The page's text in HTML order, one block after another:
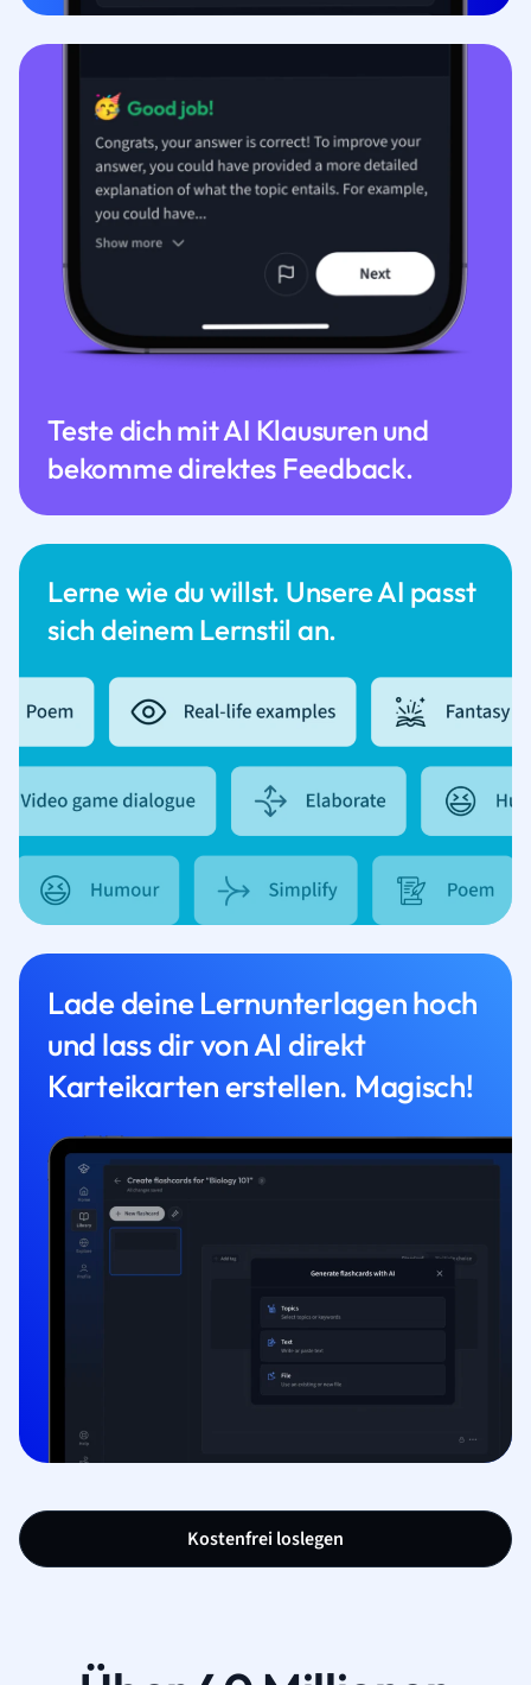
Lerne wie du willst. Unsere AI passt
sich deinem Lernstil an.
Teste dich mit AI Klausuren und
bekomme direktes Feedback.
Lade deine Lernunterlagen hoch
und lass dir von AI direkt
Karteikarten erstellen. Magisch!
Kostenfrei loslegen